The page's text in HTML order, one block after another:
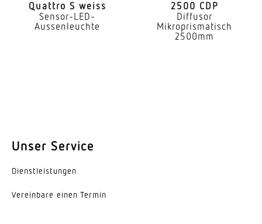
Quattro S weiss
Sensor-LED-
Aussenleuchte
2500 CDP
Diffusor
Mikroprismatisch
2500mm
Unser Service
Dienst­leis­tungen
Vereinbare einen Termin